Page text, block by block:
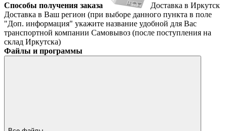
Способы получения заказа
Доставка в Иркутск
Доставка в Ваш регион (при выборе данного пункта в поле
"Доп. информация" укажите название удобной для Вас
транспортной компании Самовывоз (после поступления на
склад Иркутска)
Файлы и программы